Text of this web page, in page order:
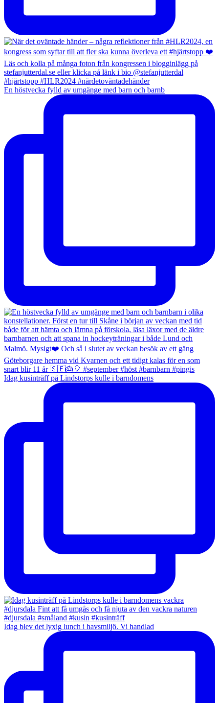
En höstvecka fylld av umgänge med barn och barnb
Idag kusinträff på Lindstorps kulle i barndomens
Idag blev det lyxig lunch i havsmiljö. Vi handlad